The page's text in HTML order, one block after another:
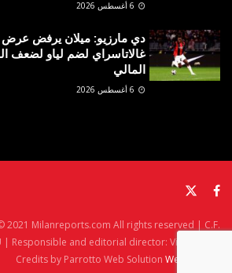
دي مارزيو: ميلان يرفض عرض
غالاتاسراي لضم لياو لضعف
المالي
2021 Milanreports.com All rights reserved | C.F.
| Responsible and editorial director: Vito Angelè
Credits by Parrotto Web Solution Web Agency